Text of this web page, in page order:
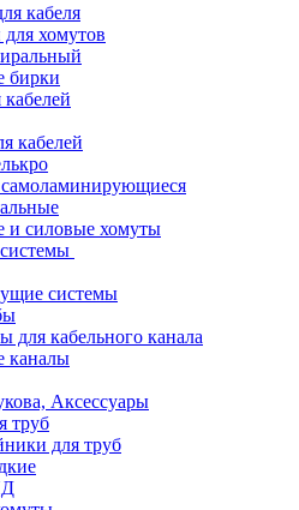
кабеля
хомутов
бирки
кабелей
и силовые хомуты
системы
для кабельного канала
каналы
Аксессуары
труб
для труб